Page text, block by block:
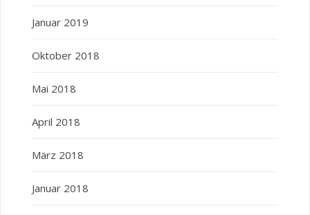
Januar 2019
Oktober 2018
Mai 2018
April 2018
März 2018
Januar 2018